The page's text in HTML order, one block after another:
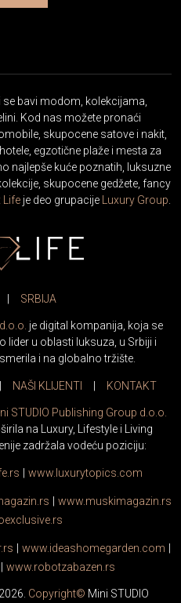
bavi modom, kolekcijama,
Kod nas možete pronaći
skupocene satove i nakit,
egzotične plaže i mesta za
najlepše kuće poznatih, luksuzne
skupocene gedžete, fancy
Lifeje deo grupacije Luxury Group
SRBIJA
je digital kompanija, koja se
lider u oblasti luksuza, u Srbiji i
i na globalno tržište.
NAŠI KLIJENTI KONTAKT
STUDIO Publishing Group d.o.o.
na Luxury, Lifestyle i Living
zadržala vodeću poziciju:
.rs www. luxurytopics .com
www. muskimagazin.rs
exclusive.rs
www. ideashomegarden.com
www. robotzabazen .rs
Copyright© Mini STUDIO